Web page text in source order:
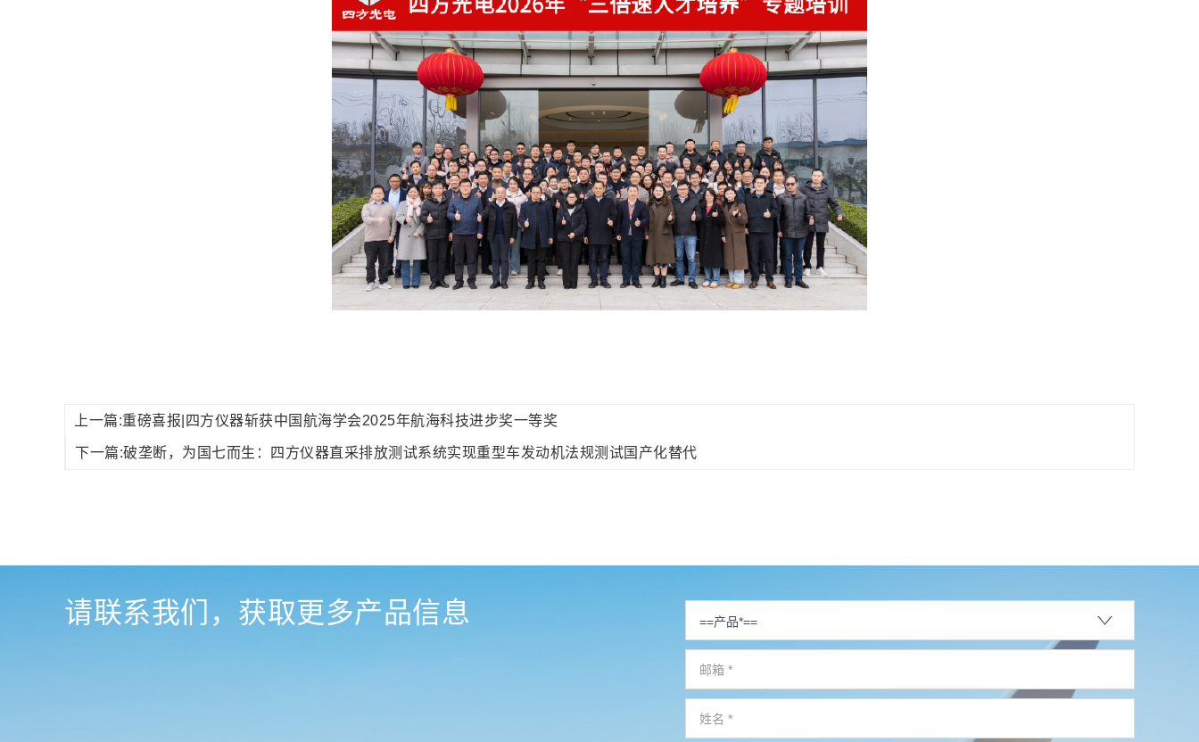
上一篇:重磅喜报|四方仪器斩获中国航海学会2025年航海科技进步奖一等奖
下一篇:破垄断，为国七而生：四方仪器直采排放测试系统实现重型车发动机法规测试国产化替代
请联系我们，获取更多产品信息